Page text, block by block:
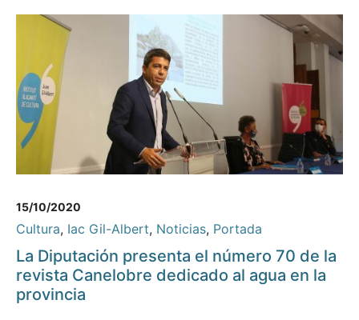
15/10/2020
Cultura, Iac Gil-Albert, Noticias, Portada
La Diputación presenta el número 70 de la
revista Canelobre dedicado al agua en la
provincia